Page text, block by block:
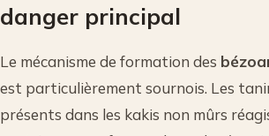
danger principal
Le mécanisme de formation des
est particulièrement sournois. Les
présents dans les kakis non mûrs